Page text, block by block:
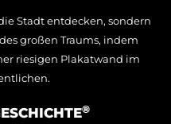
Stadt entdecken, sondern
großen Traums, indem
riesigen Plakatwand im
®